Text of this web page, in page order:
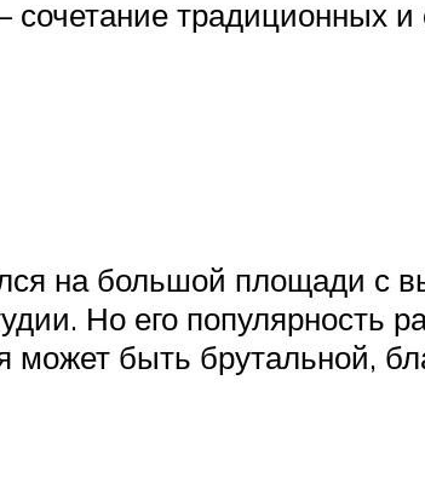
сочетание традиционных
на большой площади с
Но его популярность
быть брутальной,